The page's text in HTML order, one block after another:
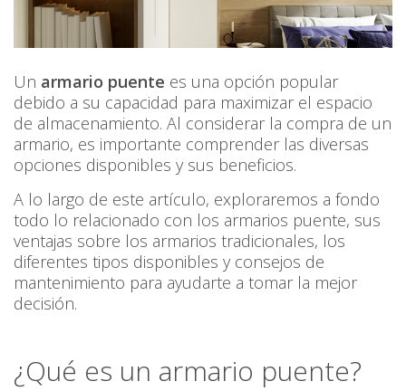
Un armario puente es una opción popular
debido a su capacidad para maximizar el espacio
de almacenamiento. Al considerar la compra de un
armario, es importante comprender las diversas
opciones disponibles y sus beneficios.
A lo largo de este artículo, exploraremos a fondo
todo lo relacionado con los armarios puente, sus
ventajas sobre los armarios tradicionales, los
diferentes tipos disponibles y consejos de
mantenimiento para ayudarte a tomar la mejor
decisión.
¿Qué es un armario puente?